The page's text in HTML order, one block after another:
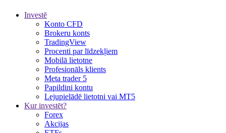
Investē
Konto CFD
Brokeru konts
TradingView
Procenti par līdzekļiem
Mobilā lietotne
Profesionāls klients
Meta trader 5
Papildini kontu
Lejupielādē lietotni vai MT5
Kur investēt?
Forex
Akcijas